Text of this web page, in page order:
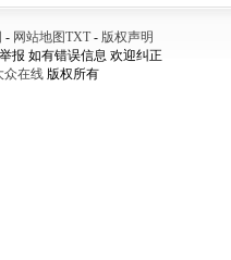
- 网站地图TXT- 版权声明
报 如有错误信息 欢迎纠正
众在线版权所有